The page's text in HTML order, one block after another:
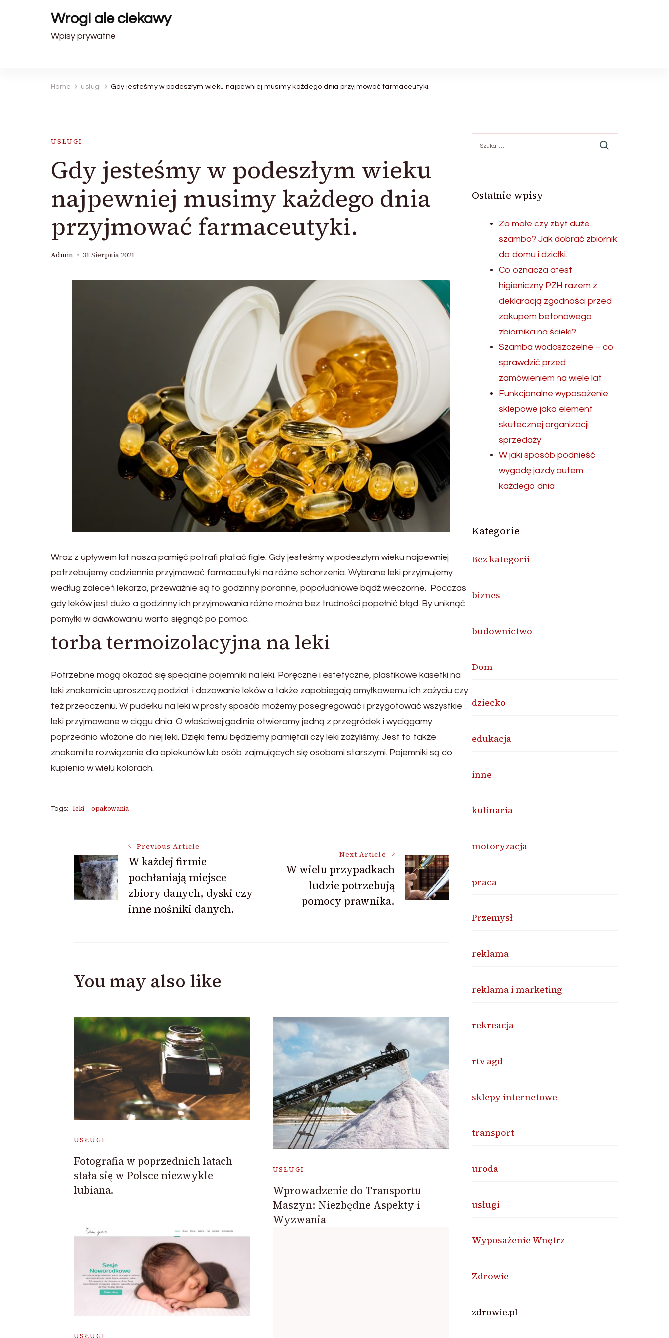
Wrogi ale ciekawy
Wpisy prywatne
Home usługi Gdy jesteśmy w podeszłym wieku najpewniej musimy każdego dnia przyjmować farmaceutyki.
USŁUGI
Gdy jesteśmy w podeszłym wieku
najpewniej musimy każdego dnia
przyjmować farmaceutyki.
Admin 31 Sierpnia 2021
Wraz z upływem lat nasza pamięć potrafi płatać figle. Gdy jesteśmy w podeszłym wieku najpewniej
potrzebujemy codziennie przyjmować farmaceutyki na różne schorzenia. Wybrane leki przyjmujemy
według zaleceń lekarza, przeważnie są to godzinny poranne, popołudniowe bądź wieczorne. Podczas
gdy leków jest dużo a godzinny ich przyjmowania różne można bez trudności popełnić błąd. By uniknąć
pomyłki w dawkowaniu warto sięgnąć po pomoc.
torba termoizolacyjna na leki
Potrzebne mogą okazać się specjalne pojemniki na leki. Poręczne i estetyczne, plastikowe kasetki na
leki znakomicie uproszczą podział i dozowanie leków a także zapobiegają omyłkowemu ich zażyciu czy
też przeoczeniu. W pudełku na leki w prosty sposób możemy posegregować i przygotować wszystkie
leki przyjmowane w ciągu dnia. O właściwej godinie otwieramy jedną z przegródek i wyciągamy
poprzednio włożone do niej leki. Dzięki temu będziemy pamiętali czy leki zażyliśmy. Jest to także
znakomite rozwiązanie dla opiekunów lub osób zajmujących się osobami starszymi. Pojemniki są do
kupienia w wielu kolorach.
Tags: leki opakowania
Post
Navigation
Previous Article
W każdej firmie
pochłaniają miejsce
zbiory danych, dyski czy
inne nośniki danych.
Next Article
W wielu przypadkach
ludzie potrzebują
pomocy prawnika.
You may also like
USŁUGI
Fotografia w poprzednich latach
stała się w Polsce niezwykle
lubiana.
USŁUGI
Wprowadzenie do Transportu
Maszyn: Niezbędne Aspekty i
Wyzwania
USŁUGI
Ostatnie wpisy
Za małe czy zbyt duże
szambo? Jak dobrać zbiornik
do domu i działki.
Co oznacza atest
higieniczny PZH razem z
deklaracją zgodności przed
zakupem betonowego
zbiornika na ścieki?
Szamba wodoszczelne – co
sprawdzić przed
zamówieniem na wiele lat
Funkcjonalne wyposażenie
sklepowe jako element
skutecznej organizacji
sprzedaży
W jaki sposób podnieść
wygodę jazdy autem
każdego dnia
Kategorie
Bez kategorii
biznes
budownictwo
Dom
dziecko
edukacja
inne
kulinaria
motoryzacja
praca
Przemysł
reklama
reklama i marketing
rekreacja
rtv agd
sklepy internetowe
transport
uroda
usługi
Wyposażenie Wnętrz
Zdrowie
zdrowie.pl